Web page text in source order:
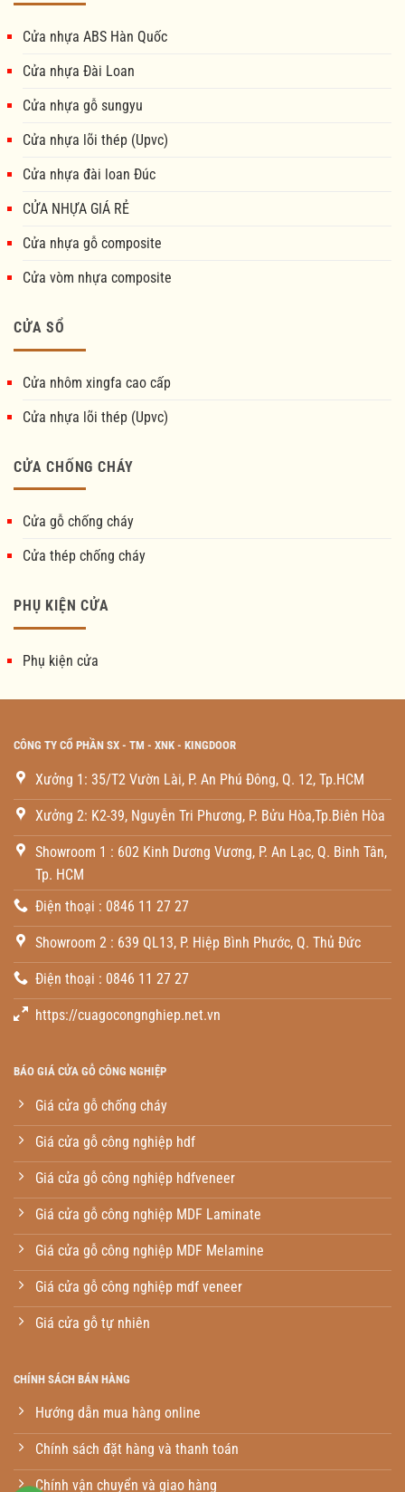
Cửa nhựa ABS Hàn Quốc
Cửa nhựa Đài Loan
Cửa nhựa gỗ sungyu
Cửa nhựa lõi thép (Upvc)
Cửa nhựa đài loan Đúc
CỬA NHỰA GIÁ RẺ
Cửa nhựa gỗ composite
Cửa vòm nhựa composite
CỬA SỔ
Cửa nhôm xingfa cao cấp
Cửa nhựa lõi thép (Upvc)
CỬA CHỐNG CHÁY
Cửa gỗ chống cháy
Cửa thép chống cháy
PHỤ KIỆN CỬA
Phụ kiện cửa
CÔNG TY CỔ PHẦN SX - TM - XNK - KINGDOOR
Xưởng 1: 35/T2 Vườn Lài, P. An Phú Đông, Q. 12, Tp.HCM
Xưởng 2: K2-39, Nguyễn Tri Phương, P. Bửu Hòa,Tp.Biên Hòa
Showroom 1 : 602 Kinh Dương Vương, P. An Lạc, Q. Binh Tân,
Tp. HCM
Điện thoại : 0846 11 27 27
Showroom 2 : 639 QL13, P. Hiệp Bình Phước, Q. Thủ Đức
Điện thoại : 0846 11 27 27
https://cuagocongnghiep.net.vn
BÁO GIÁ CỬA GỖ CÔNG NGHIỆP
Giá cửa gỗ chống cháy
Giá cửa gỗ công nghiệp hdf
Giá cửa gỗ công nghiệp hdfveneer
Giá cửa gỗ công nghiệp MDF Laminate
Giá cửa gỗ công nghiệp MDF Melamine
Giá cửa gỗ công nghiệp mdf veneer
Giá cửa gỗ tự nhiên
CHÍNH SÁCH BÁN HÀNG
Hướng dẫn mua hàng online
Chính sách đặt hàng và thanh toán
Chính vận chuyển và giao hàng